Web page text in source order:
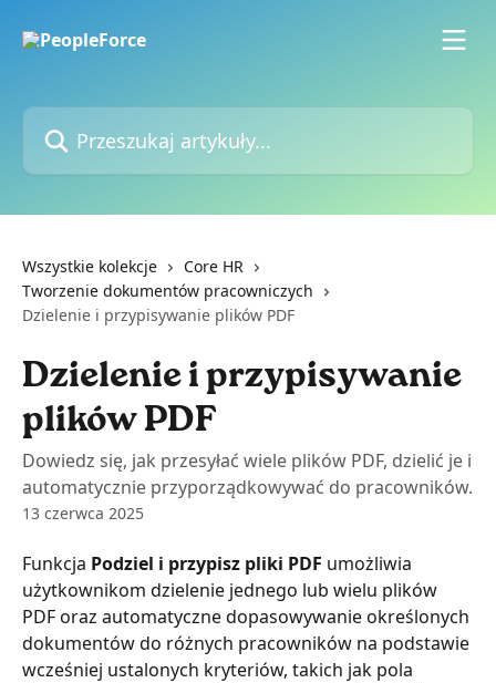
Przeszukaj artykuły...
Wszystkie kolekcje
Core HR
Tworzenie dokumentów pracowniczych
Dzielenie i przypisywanie plików PDF
Dzielenie i przypisywanie
plików PDF
Dowiedz się, jak przesyłać wiele plików PDF, dzielić je i
automatycznie przyporządkowywać do pracowników.
13 czerwca 2025
Funkcja Podziel i przypisz pliki PDF umożliwia
użytkownikom dzielenie jednego lub wielu plików
PDF oraz automatyczne dopasowywanie określonych
dokumentów do różnych pracowników na podstawie
wcześniej ustalonych kryteriów, takich jak pola